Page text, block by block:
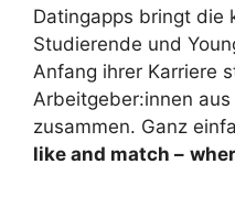
Datingapps bringt die
Studierende und
Anfang ihrer Karriere
Arbeitgeber:innen
zusammen. Ganz
like and match –